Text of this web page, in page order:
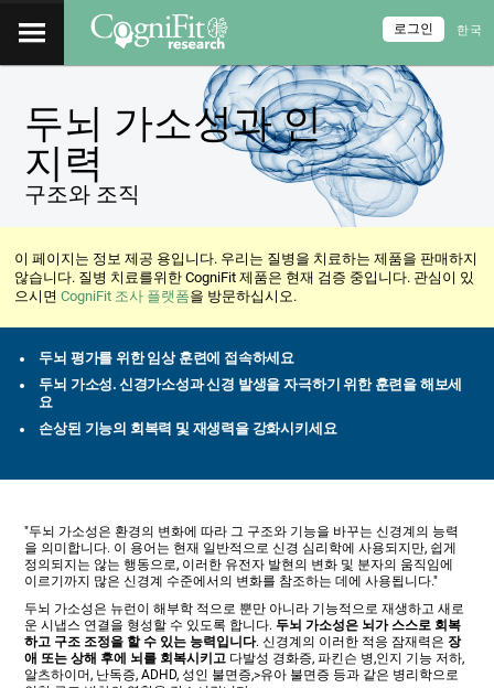
한국
로그인
두뇌 가소성과 인
지력
구조와 조직
이 페이지는 정보 제공 용입니다. 우리는 질병을 치료하는 제품을 판매하지
않습니다. 질병 치료를위한 CogniFit 제품은 현재 검증 중입니다. 관심이 있
으시면CogniFit 조사 플랫폼을 방문하십시오.
두뇌 평가를 위한 임상 훈련에 접속하세요
두뇌 가소성. 신경가소성과 신경 발생을 자극하기 위한 훈련을 해보세
요
손상된 기능의 회복력 및 재생력을 강화시키세요
"두뇌 가소성은 환경의 변화에 따라 그 구조와 기능을 바꾸는 신경계의 능력
을 의미합니다. 이 용어는 현재 일반적으로 신경 심리학에 사용되지만, 쉽게
정의되지는 않는 행동으로, 이러한 유전자 발현의 변화 및 분자의 움직임에
이르기까지 많은 신경계 수준에서의 변화를 참조하는 데에 사용됩니다."
두뇌 가소성은 뉴런이 해부학 적으로 뿐만 아니라 기능적으로 재생하고 새로
운 시냅스 연결을 형성할 수 있도록 합니다. 두뇌 가소성은 뇌가 스스로 회복
하고 구조 조정을 할 수 있는 능력입니다. 신경계의 이러한 적응 잠재력은 장
애 또는 상해 후에 뇌를 회복시키고 다발성 경화증, 파킨슨 병,인지 기능 저하,
알츠하이머, 난독증, ADHD, 성인 불면증,>유아 불면증 등과 같은 병리학으로